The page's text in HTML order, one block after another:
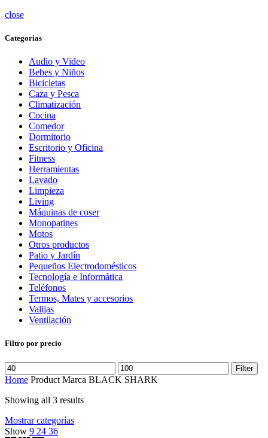
close
Categorias
Audio y Video
Bebes y Niños
Bicicletas
Caza y Pesca
Climatización
Cocina
Comedor
Dormitorio
Escritorio y Oficina
Fitness
Herramientas
Lavado
Limpieza
Living
Máquinas de coser
Monopatines
Motos
Otros productos
Patio y Jardín
Pequeños Electrodomésticos
Tecnología e Informática
Teléfonos
Termos, Mates y accesorios
Valijas
Ventilación
Filtro por precio
Filter
Home Product Marca BLACK SHARK
Showing all 3 results
Mostrar categorías
Show 9 24 36